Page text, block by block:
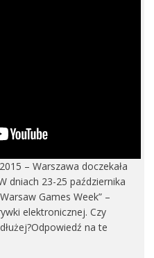
– Warszawa doczekała
dniach 23-25 października
Games Week” –
elektronicznej. Czy
na te